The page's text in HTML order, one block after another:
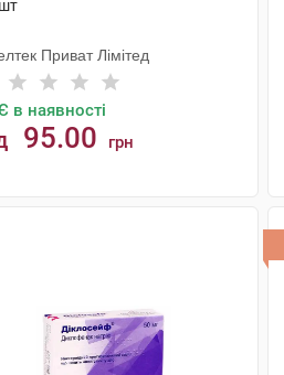
Приват Лімітед
в наявності
95.00 грн